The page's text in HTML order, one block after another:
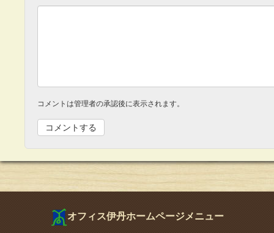
コメントは管理者の承認後に表示されます。
オフィス伊丹ホームページメニュー